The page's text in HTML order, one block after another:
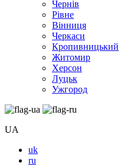
Чернів
Рівне
Вінниця
Черкаси
Кропивницький
Житомир
Херсон
Луцьк
Ужгород
UA
uk
ru